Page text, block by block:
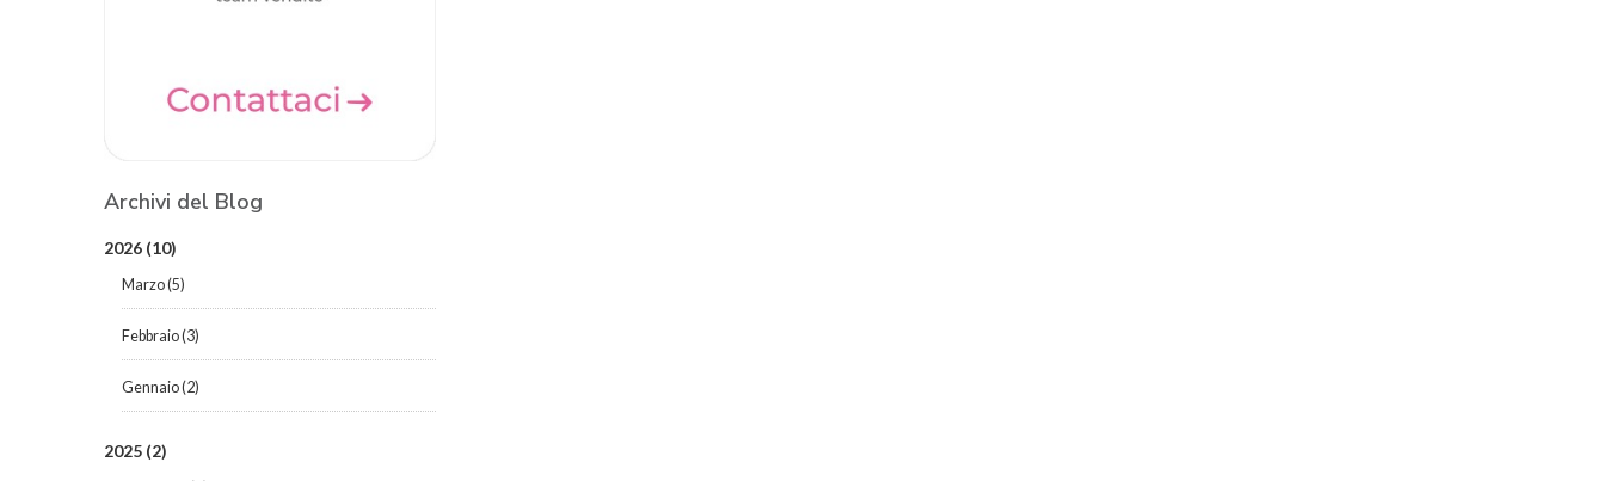
Archivi del Blog
2026 (10)
Marzo(5)
Febbraio(3)
Gennaio(2)
2025 (2)